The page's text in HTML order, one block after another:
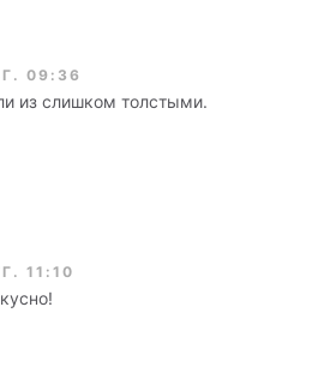
09:36
из слишком толстыми.
11:10